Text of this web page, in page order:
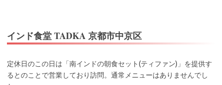
インド食堂 TADKA 京都市中京区
定休日のこの日は「南インドの朝食セット(ティファン)」を提供す
るとのことで営業しており訪問。通常メニューはありませんでし